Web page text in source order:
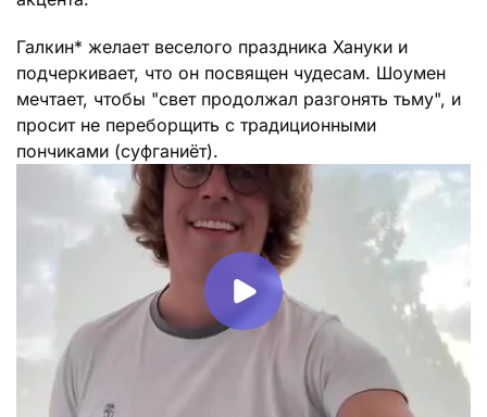
Галкин* желает веселого праздника Хануки и
подчеркивает, что он посвящен чудесам. Шоумен
мечтает, чтобы "свет продолжал разгонять тьму", и
просит не переборщить с традиционными
пончиками (суфганиёт).